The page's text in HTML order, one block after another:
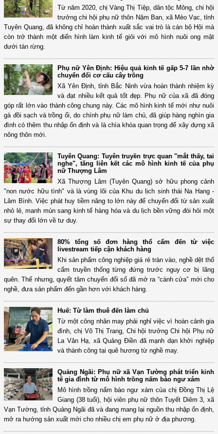
Từ năm 2020, chị Vàng Thị Tiệp, dân tộc Mông, chi hội
trưởng chi hội phụ nữ thôn Nậm Ban, xã Mèo Vạc, tỉnh
Tuyên Quang, đã không chỉ hoàn thành xuất sắc vai trò là cán bộ Hội mà
còn trở thành một điển hình làm kinh tế giỏi với mô hình nuôi ong mật
dưới tán rừng.
Phụ nữ Yên Định: Hiệu quả kinh tế gấp 5-7 lần nhờ
chuyển đổi cơ cấu cây trồng
Xã Yên Định, tỉnh Bắc Ninh vừa hoàn thành nhiệm kỳ
và đạt nhiều kết quả tốt đẹp. Phụ nữ của xã đã đóng
góp rất lớn vào thành công chung này. Các mô hình kinh tế mới như nuôi
gà đồi sạch và trồng ổi, do chính phụ nữ làm chủ, đã giúp hàng nghìn gia
đình có thêm thu nhập ổn định và là chìa khóa quan trọng để xây dựng xã
nông thôn mới.
Tuyên Quang: Tuyên truyền trực quan "mắt thấy, tai
nghe", tăng liên kết các mô hình kinh tế của phụ
nữ Thượng Lâm
Xã Thượng Lâm (Tuyên Quang) sở hữu phong cảnh
"non nước hữu tình" và là vùng lõi của Khu du lịch sinh thái Na Hang -
Lâm Bình. Việc phát huy tiềm năng to lớn này để chuyển đổi từ sản xuất
nhỏ lẻ, manh mún sang kinh tế hàng hóa và du lịch bền vững đòi hỏi một
sự thay đổi lớn về tư duy.
80% tổng số đơn hàng thổ cẩm đến từ việc
livestream tiếp cận khách hàng
Khi sản phẩm công nghiệp giá rẻ tràn vào, nghề dệt thổ
cẩm truyền thống từng đứng trước nguy cơ bị lãng
quên. Thế nhưng, quyết tâm chuyển đổi số đã mở ra “cánh cửa” mới cho
nghề, đưa sản phẩm đến gần hơn với khách hàng.
Huế: Từ làm thuê đến làm chủ
Từ một công nhân may phải nghỉ việc vì hoàn cảnh gia
đình, chị Võ Thị Trang, Chi hội trưởng Chi hội Phụ nữ
La Vân Hạ, xã Quảng Điền đã mạnh dạn khởi nghiệp
và thành công tại quê hương từ nghề may.
Quảng Ngãi: Phụ nữ xã Vạn Tường phát triển kinh
tế gia đình từ mô hình trồng nấm bào ngư xám
Mô hình trồng nấm bào ngư xám của chị Đồng Thị Lệ
Giang (38 tuổi), hội viên phụ nữ thôn Tuyết Diêm 3, xã
Vạn Tường, tỉnh Quảng Ngãi đã và đang mang lại nguồn thu nhập ổn định,
mở ra hướng sản xuất mới cho nhiều chị em phụ nữ ở địa phương.